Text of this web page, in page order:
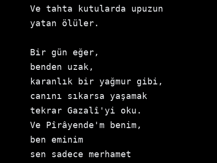
Ve tahta kutularda upuzun
yatan ölüler.
Bir gün eğer,
benden uzak,
karanlık bir yağmur gibi,
canını sıkarsa yaşamak
tekrar Gazalî'yi oku.
Ve Pîrâyende'm benim,
ben eminim
sen sadece merhamet